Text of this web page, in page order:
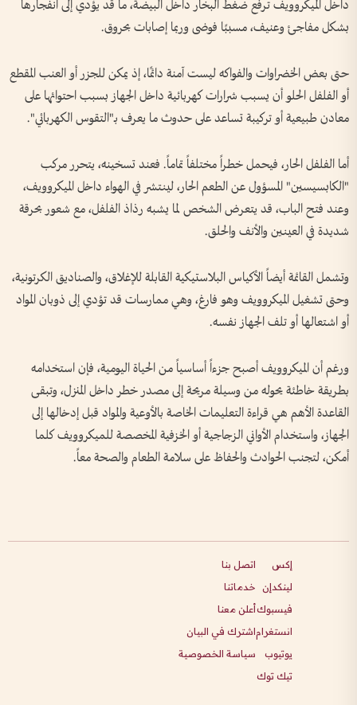
داخل الميكروويف ترفع ضغط البخار داخل البيضة، ما قد يؤدي إلى انفجارها
بشكل مفاجئ وعنيف، مسببًا فوضى وربما إصابات بحروق.
حتى بعض الخضراوات والفواكه ليست آمنة دائمًا، إذ يمكن للجزر أو العنب المقطع
أو الفلفل الحلو أن يسبب شرارات كهربائية داخل الجهاز بسبب احتوائها على
معادن طبيعية أو تركيبة تساعد على حدوث ما يعرف بـ"التقوس الكهربائي".
أما الفلفل الحار، فيحمل خطراً مختلفاً تماماً. فعند تسخينه، يتحرر مركب
"الكابسيسين" المسؤول عن الطعم الحار، لينتشر في الهواء داخل الميكروويف،
وعند فتح الباب، قد يتعرض الشخص لما يشبه رذاذ الفلفل، مع شعور بحرقة
شديدة في العينين والأنف والحلق.
وتشمل القائمة أيضاً الأكياس البلاستيكية القابلة للإغلاق، والصناديق الكرتونية،
وحتى تشغيل الميكروويف وهو فارغ، وهي ممارسات قد تؤدي إلى ذوبان المواد
أو اشتعالها أو تلف الجهاز نفسه.
ورغم أن الميكروويف أصبح جزءاً أساسياً من الحياة اليومية، فإن استخدامه
بطريقة خاطئة يحوله من وسيلة مريحة إلى مصدر خطر داخل المنزل، وتبقى
القاعدة الأهم هي قراءة التعليمات الخاصة بالأوعية والمواد قبل إدخالها إلى
الجهاز، واستخدام الأواني الزجاجية أو الخزفية المخصصة للميكروويف كلما
أمكن، لتجنب الحوادث والحفاظ على سلامة الطعام والصحة معاً.
إكس
لينكدإن
فيسبوك
انستغرام
يوتيوب
تيك توك
اتصل بنا
خدماتنا
أعلن معنا
اشترك في البيان
سياسة الخصوصية